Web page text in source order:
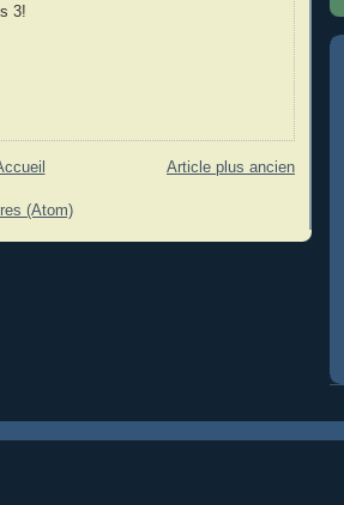
3!
Article plus ancien
(Atom)